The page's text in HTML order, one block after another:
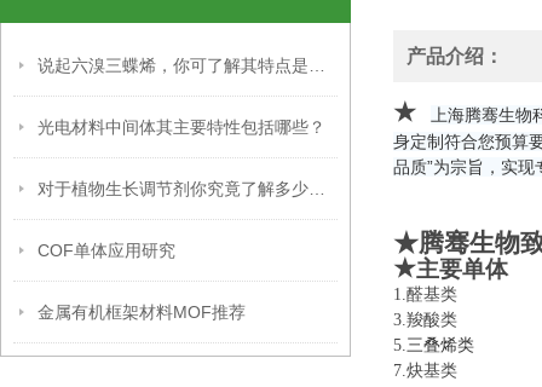
光电材料中间体其主要特性包括哪些？
COF单体应用研究
金属有机框架材料MOF推荐
产品介绍：
★
上海腾骞生
身定制符合您预算
品质”为宗旨，实
★腾骞生物
★主要单体
1.醛基
3.羧酸
5.三叠烯类
7.炔基类